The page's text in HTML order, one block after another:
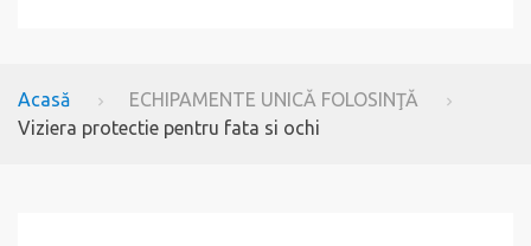
Acasă
ECHIPAMENTE UNICĂ FOLOSINŢĂ
Viziera protectie pentru fata si ochi